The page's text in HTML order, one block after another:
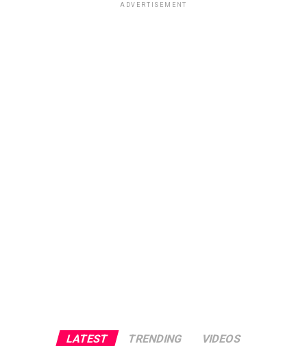
ADVERTISEMENT
LATEST TRENDING VIDEOS